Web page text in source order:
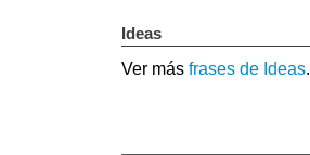
Ideas
Ver más frases de Ideas.